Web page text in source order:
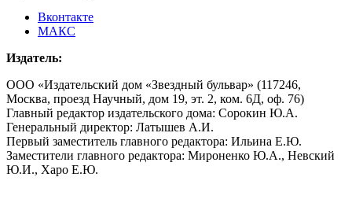
Вконтакте
МАКС
Издатель:
ООО «Издательский дом «Звездный бульвар» (117246,
Москва, проезд Научный, дом 19, эт. 2, ком. 6Д, оф. 76)
Главный редактор издательского дома: Сорокин Ю.А.
Генеральный директор: Латышев А.И.
Первый заместитель главного редактора: Ильина Е.Ю.
Заместители главного редактора: Мироненко Ю.А., Невский
Ю.И., Харо Е.Ю.